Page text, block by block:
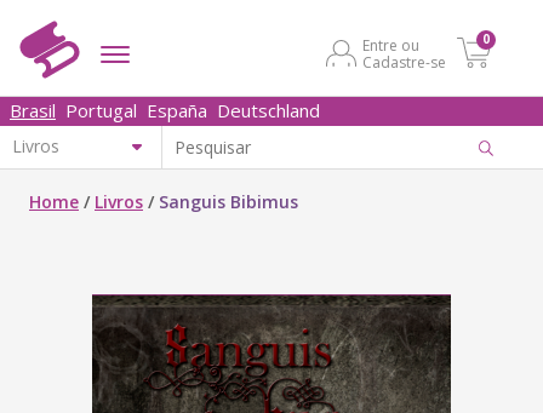
Entre ou
Cadastre-se
0
Brasil Portugal España Deutschland
Home / Livros / Sanguis Bibimus